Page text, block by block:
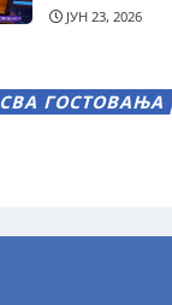
ЈУН 23, 2026
СВА ГОСТОВАЊА